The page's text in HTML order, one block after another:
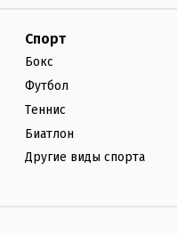
Спорт
Бокс
Футбол
Теннис
Биатлон
Другие виды спорта